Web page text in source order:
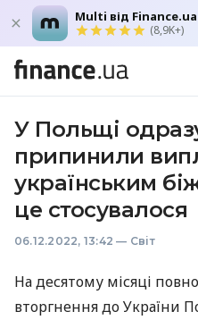
Multi від Finance.ua
(8,9K+)
У Польщі
припинили
українським
це стосувалося
06.12.2022, 13:42 — Світ
На десятому місяці
вторгнення до України